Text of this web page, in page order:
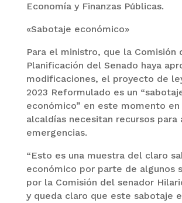
Economía y Finanzas Públicas.
«Sabotaje económico»
Para el ministro, que la Comisión
Planificación del Senado haya
modificaciones, el proyecto de
2023 Reformulado es un
económico” en este momento en
alcaldías necesitan recursos para
emergencias.
“Esto es una muestra del claro
económico por parte de algunos
por la Comisión del senador
y queda claro que este sabotaje